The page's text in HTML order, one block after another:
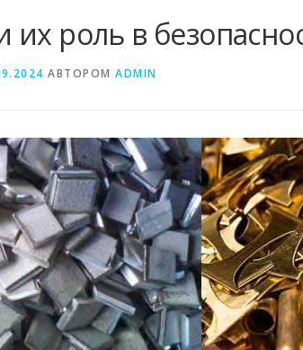
роль в
АВТОРОМ ADMIN